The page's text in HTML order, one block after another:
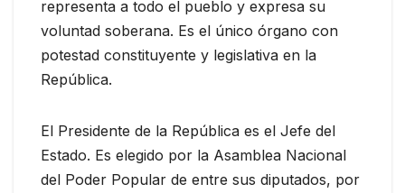
representa a todo el pueblo y expresa su
voluntad soberana. Es el único órgano con
potestad constituyente y legislativa en la
República.
El Presidente de la República es el Jefe del
Estado. Es elegido por la Asamblea Nacional
del Poder Popular de entre sus diputados, por